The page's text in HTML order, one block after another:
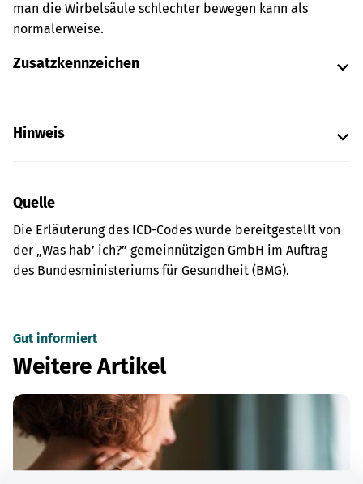
man die Wirbelsäule schlechter bewegen kann als
normalerweise.
Zusatzkennzeichen
Hinweis
Quelle
Die Erläuterung des ICD-Codes wurde bereitgestellt von
der „Was hab’ ich?” gemeinnützigen GmbH im Auftrag
des Bundesministeriums für Gesundheit (BMG).
Gut informiert
Weitere Artikel